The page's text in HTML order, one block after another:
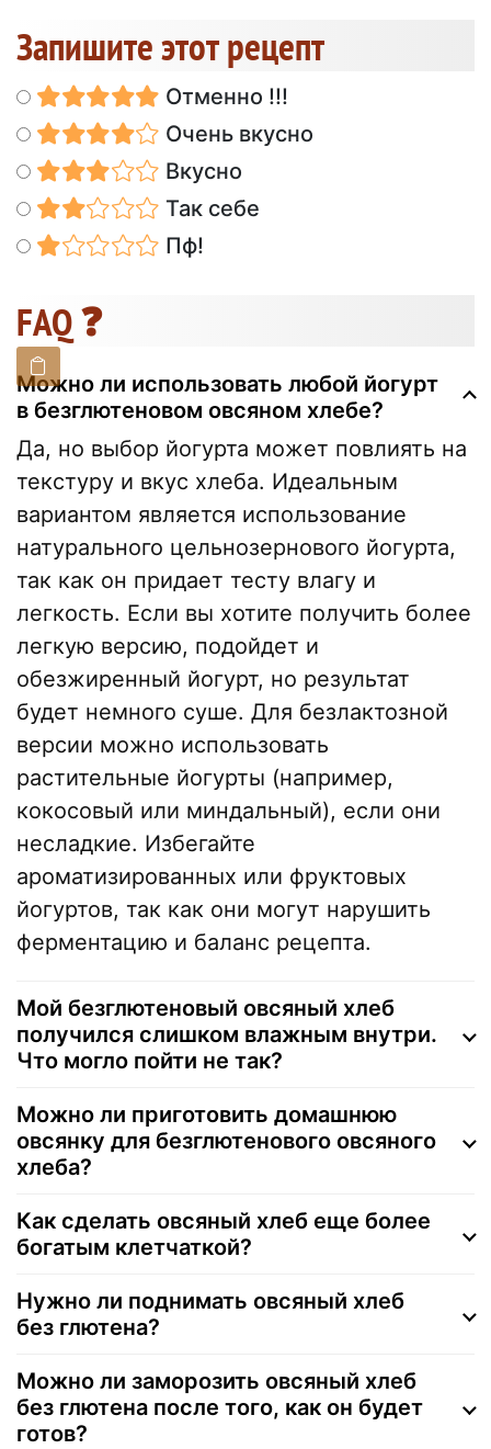
Запишите этот рецепт
Отменно !!!
Очень вкусно
Вкусно
Так себе
Пф!
FAQ ❓
Можно ли использовать любой йогурт
в безглютеновом овсяном хлебе?
Да, но выбор йогурта может повлиять на
текстуру и вкус хлеба. Идеальным
вариантом является использование
натурального цельнозернового йогурта,
так как он придает тесту влагу и
легкость. Если вы хотите получить более
легкую версию, подойдет и
обезжиренный йогурт, но результат
будет немного суше. Для безлактозной
версии можно использовать
растительные йогурты (например,
кокосовый или миндальный), если они
несладкие. Избегайте
ароматизированных или фруктовых
йогуртов, так как они могут нарушить
ферментацию и баланс рецепта.
Мой безглютеновый овсяный хлеб
получился слишком влажным внутри.
Что могло пойти не так?
Можно ли приготовить домашнюю
овсянку для безглютенового овсяного
хлеба?
Как сделать овсяный хлеб еще более
богатым клетчаткой?
Нужно ли поднимать овсяный хлеб
без глютена?
Можно ли заморозить овсяный хлеб
без глютена после того, как он будет
готов?